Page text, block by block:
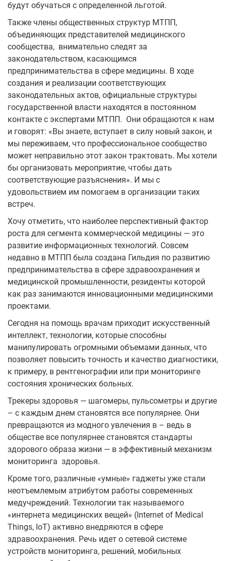
будут обучаться с определенной льготой.
Также члены общественных структур МТПП,
объединяющих представителей медицинского
сообщества, внимательно следят за
законодательством, касающимся
предпринимательства в сфере медицины. В ходе
создания и реализации соответствующих
законодательных актов, официальные структуры
государственной власти находятся в постоянном
контакте с экспертами МТПП. Они обращаются к нам
и говорят: «Вы знаете, вступает в силу новый закон, и
мы переживаем, что профессиональное сообщество
может неправильно этот закон трактовать. Мы хотели
бы организовать мероприятие, чтобы дать
соответствующие разъяснения». И мы с
удовольствием им помогаем в организации таких
встреч.
Хочу отметить, что наиболее перспективный фактор
роста для сегмента коммерческой медицины — это
развитие информационных технологий. Совсем
недавно в МТПП была создана Гильдия по развитию
предпринимательства в сфере здравоохранения и
медицинской промышленности, резиденты которой
как раз занимаются инновационными медицинскими
проектами.
Сегодня на помощь врачам приходит искусственный
интеллект, технологии, которые способны
манипулировать огромными объемами данных, что
позволяет повысить точность и качество диагностики,
к примеру, в рентгенографии или при мониторинге
состояния хронических больных.
Трекеры здоровья — шагомеры, пульсометры и другие
– с каждым днем становятся все популярнее. Они
превращаются из модного увлечения в – ведь в
обществе все популярнее становятся стандарты
здорового образа жизни — в эффективный механизм
мониторинга здоровья.
Кроме того, различные «умные» гаджеты уже стали
неотъемлемым атрибутом работы современных
медучреждений. Технологии так называемого
«интернета медицинских вещей» (Internet of Medical
Things, IoT) активно внедряются в сфере
здравоохранения. Речь идет о сетевой системе
устройств мониторинга, решений, мобильных